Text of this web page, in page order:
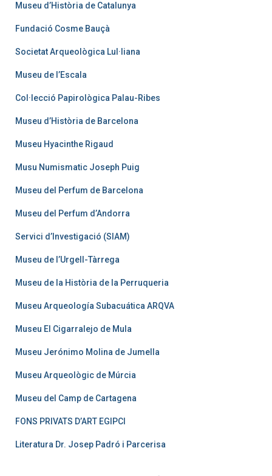
Museu d’Història de Catalunya
Fundació Cosme Bauçà
Societat Arqueològica Lul·liana
Museu de l’Escala
Col·lecció Papirològica Palau-Ribes
Museu d’Història de Barcelona
Museu Hyacinthe Rigaud
Musu Numismatic Joseph Puig
Museu del Perfum de Barcelona
Museu del Perfum d’Andorra
Servici d’Investigació (SIAM)
Museu de l’Urgell-Tàrrega
Museu de la Història de la Perruqueria
Museu Arqueología Subacuática ARQVA
Museu El Cigarralejo de Mula
Museu Jerónimo Molina de Jumella
Museu Arqueològic de Múrcia
Museu del Camp de Cartagena
FONS PRIVATS D’ART EGIPCI
Literatura Dr. Josep Padró i Parcerisa